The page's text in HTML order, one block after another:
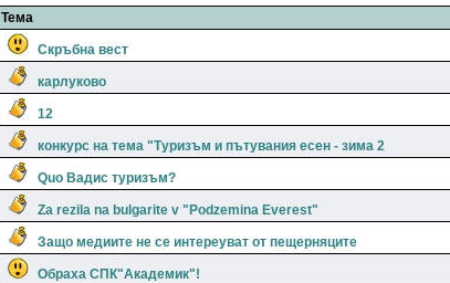
Тема
Скръбна вест
карлуково
12
конкурс на тема "Туризъм и пътувания есен - зима 2
Quo Вадис туризъм?
Za rezila na bulgarite v "Podzemina Everest"
Защо медиите не се интереyват от пещерняците
Обраха СПК"Академик"!